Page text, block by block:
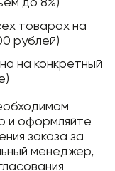
товарах на
рублей)
на конкретный
и оформляйте
заказа за
менеджер,